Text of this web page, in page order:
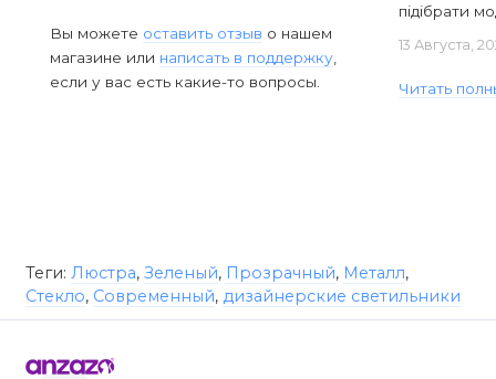
Вы можете оставить отзыв о нашем
магазине или написать в поддержку
если у вас есть какие-то вопросы.
підібрати
13 Августа,
Читать
Теги: Люстра, Зеленый, Прозрачный, Металл,
Стекло, Современный, дизайнерские светильники